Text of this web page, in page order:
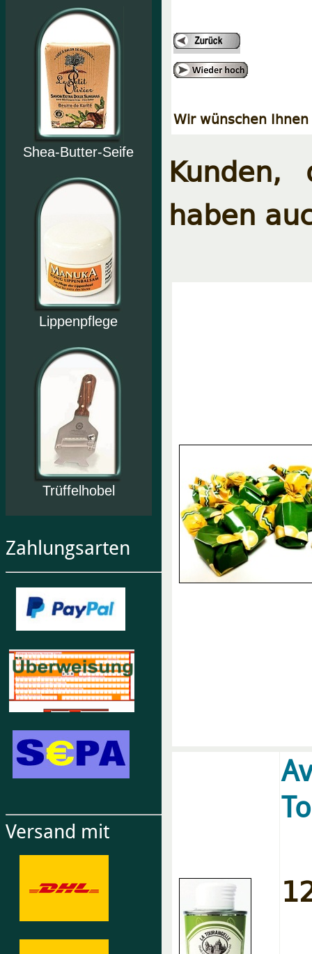
Shea-Butter-Seife
Lippenpflege
Trüffelhobel
Zahlungsarten
Versand mit
Wir wünschen
haben